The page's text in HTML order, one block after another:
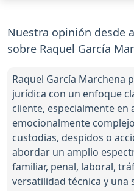
Nuestra opinión desde
sobre Raquel García
Raquel García Marchena
jurídica con un enfoque
cliente, especialmente en
emocionalmente
custodias, despidos o
abordar un amplio
familiar, penal, laboral,
versatilidad técnica y una